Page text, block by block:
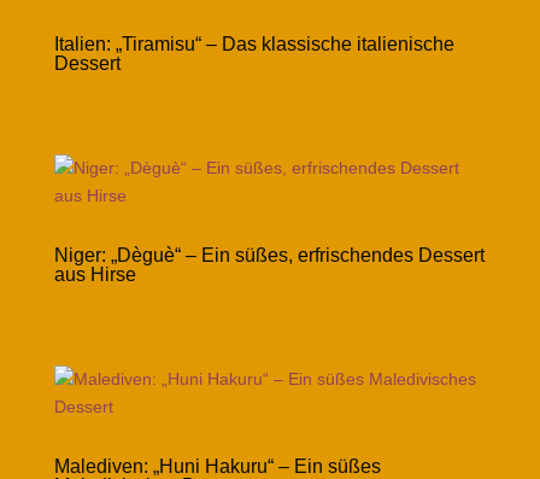
Italien: „Tiramisu“ – Das klassische italienische
Dessert
Niger: „Dèguè“ – Ein süßes, erfrischendes Dessert
aus Hirse
Malediven: „Huni Hakuru“ – Ein süßes